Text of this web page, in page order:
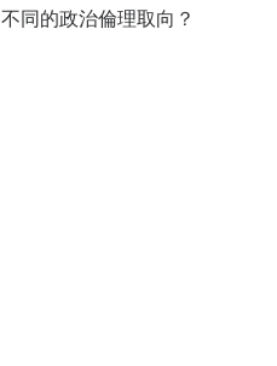
不同的政治倫理取向？